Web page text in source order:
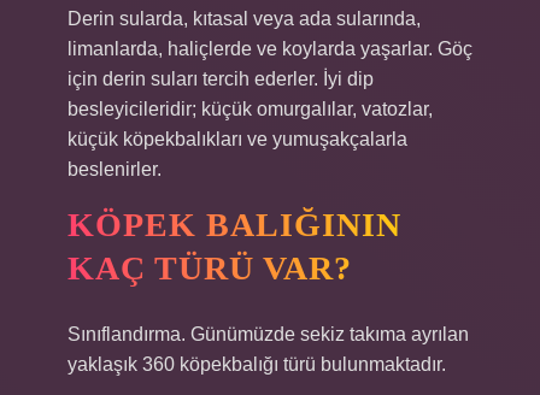
Derin sularda, kıtasal veya ada sularında,
limanlarda, haliçlerde ve koylarda yaşarlar. Göç
için derin suları tercih ederler. İyi dip
besleyicileridir; küçük omurgalılar, vatozlar,
küçük köpekbalıkları ve yumuşakçalarla
beslenirler.
KÖPEK BALIĞININ
KAÇ TÜRÜ VAR?
Sınıflandırma. Günümüzde sekiz takıma ayrılan
yaklaşık 360 köpekbalığı türü bulunmaktadır.